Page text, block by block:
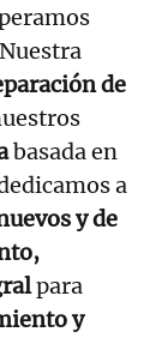
de
basada en
a
y de
para
y